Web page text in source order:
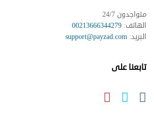
متواجدون 24/7
الهاتف: 00213666344279
البريد: support@payzad.com
تابعنا على